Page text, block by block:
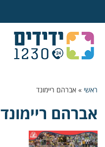
ראשי » אברהם ריימונד
אברהם ריימונד